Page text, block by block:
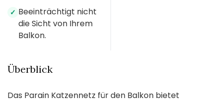
✓ Beeinträchtigt nicht
die Sicht von Ihrem
Balkon.
Überblick
Das Parain Katzennetz für den Balkon bietet